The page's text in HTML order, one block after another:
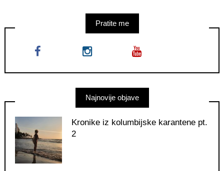
Pratite me
Najnovije objave
Kronike iz kolumbijske karantene pt.
2